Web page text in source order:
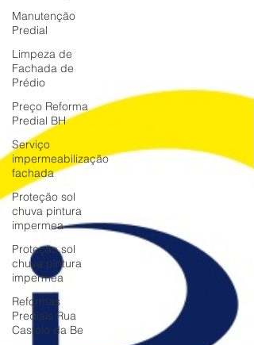
Manutenção
Predial
Limpeza de
Fachada de
Prédio
Preço Reforma
Predial BH
Serviço
impermeabilização
fachada
Proteção sol
chuva pintura
impermea
Proteção sol
chuva pintura
impermea
Reformas
Prediais Rua
Castelo da Be